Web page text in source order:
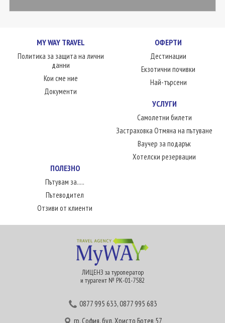
MY WAY TRAVEL
Политика за защита на лични
данни
Кои сме ние
Документи
ОФЕРТИ
Дестинации
Екзотични почивки
Най-търсени
УСЛУГИ
Самолетни билети
Застраховка Отмяна на пътуване
Ваучер за подарък
Хотелски резервации
ПОЛЕЗНО
Пътувам за.....
Пътеводител
Отзиви от клиенти
ЛИЦЕНЗ за туроператор
и турагент № РК-01-7582
0877 995 633,0877 995 683
гр. София, бул. Христо Ботев 57